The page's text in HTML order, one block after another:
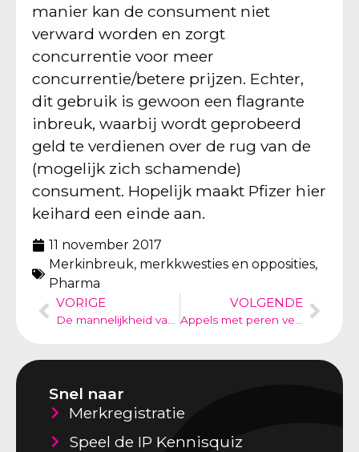
manier kan de consument niet
verward worden en zorgt
concurrentie voor meer
concurrentie/betere prijzen. Echter,
dit gebruik is gewoon een flagrante
inbreuk, waarbij wordt geprobeerd
geld te verdienen over de rug van de
(mogelijk zich schamende)
consument. Hopelijk maakt Pfizer hier
keihard een einde aan.
11 november 2017
Merkinbreuk, merkkwesties en opposities,
Pharma
VORIGE
VOLGENDE
Snel naar
Merkregistratie
Speel de IP Kennisquiz